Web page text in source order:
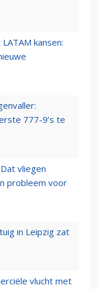
kansen:
777-9’s te
vliegen
probleem voor
in Leipzig zat
vlucht met